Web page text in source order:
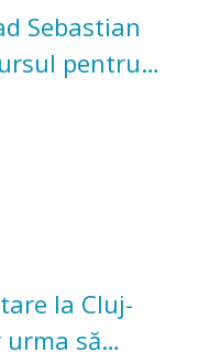
Sebastian
pentru
Casei
la Cluj-
urma să